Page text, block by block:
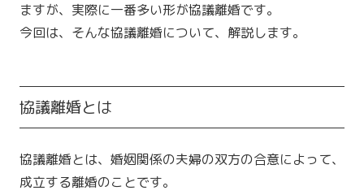
ますが、実際に一番多い形が協議離婚です。
今回は、そんな協議離婚について、解説します。
協議離婚とは
協議離婚とは、婚姻関係の夫婦の双方の合意によって、
成立する離婚のことです。